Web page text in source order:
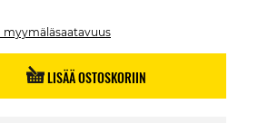
myymäläsaatavuus
LISÄÄ OSTOSKORIIN